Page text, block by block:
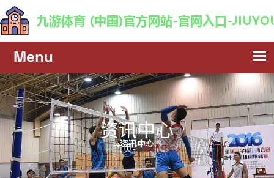
资讯中心
首页- 资讯中心